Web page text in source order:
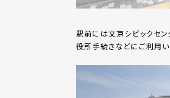
駅前には文京シビックセン
役所手続きなどにご利用い